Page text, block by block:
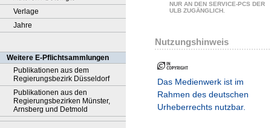
Verlage
Jahre
Weitere E-Pflichtsammlungen
Publikationen aus dem
Regierungsbezirk Düsseldorf
Publikationen aus den
Regierungsbezirken Münster,
Arnsberg und Detmold
NUR AN DEN SERVICE-PCS DER
ULB ZUGÄNGLICH.
Nutzungshinweis
Das Medienwerk ist im
Rahmen des deutschen
Urheberrechts nutzbar.